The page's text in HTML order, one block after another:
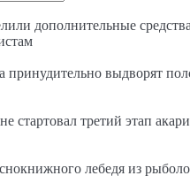
дополнительные
принудительно выдворят
стартовал третий этап
лебедя из